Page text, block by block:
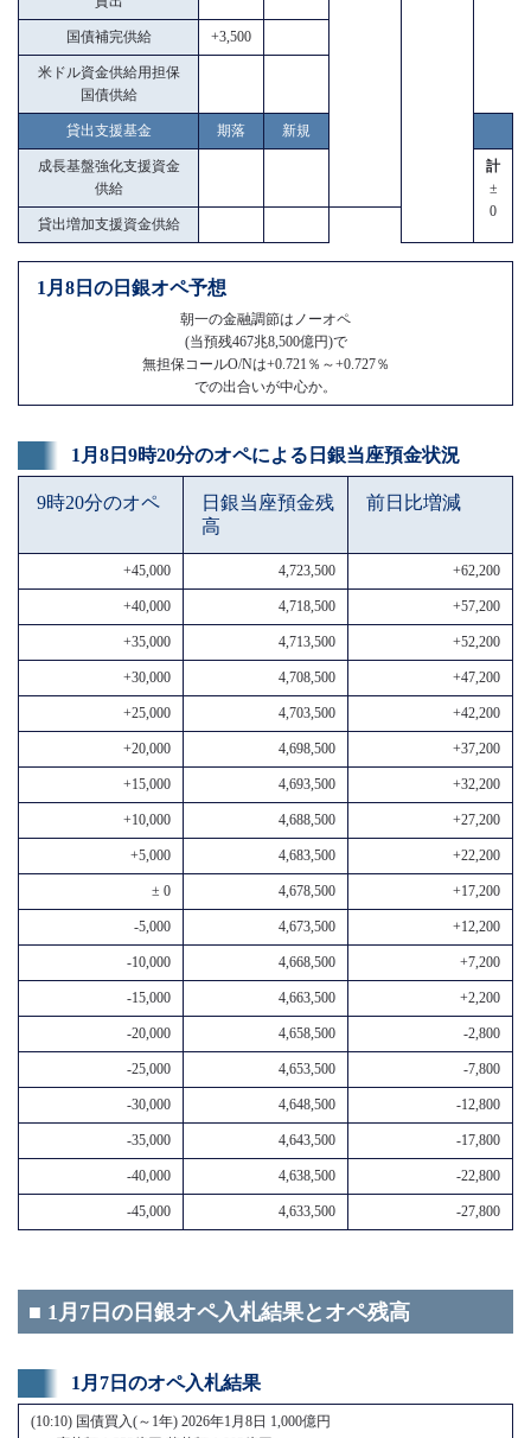
国債補完供給 +3,500
米ドル資金供給用担保
国債供給
貸出支援基金 期落 新規
成長基盤強化支援資金
供給
計
±
0
貸出増加支援資金供給
1月8日の日銀オペ予想
朝一の金融調節はノーオペ
(当預残467兆8,500億円)で
無担保コールO/Nは+0.721％～+0.727％
での出合いが中心か。
1月8日9時20分のオペによる日銀当座預金状況
9時20分のオペ
日銀当座預金残
高
前日比増減
+45,000 4,723,500 +62,200
+40,000 4,718,500 +57,200
+35,000 4,713,500 +52,200
+30,000 4,708,500 +47,200
+25,000 4,703,500 +42,200
+20,000 4,698,500 +37,200
+15,000 4,693,500 +32,200
+10,000 4,688,500 +27,200
+5,000 4,683,500 +22,200
± 0 4,678,500 +17,200
-5,000 4,673,500 +12,200
-10,000 4,668,500 +7,200
-15,000 4,663,500 +2,200
-20,000 4,658,500 -2,800
-25,000 4,653,500 -7,800
-30,000 4,648,500 -12,800
-35,000 4,643,500 -17,800
-40,000 4,638,500 -22,800
-45,000 4,633,500 -27,800
■ 1月7日の日銀オペ入札結果とオペ残高
1月7日のオペ入札結果
(10:10) 国債買入(～1年) 2026年1月8日 1,000億円